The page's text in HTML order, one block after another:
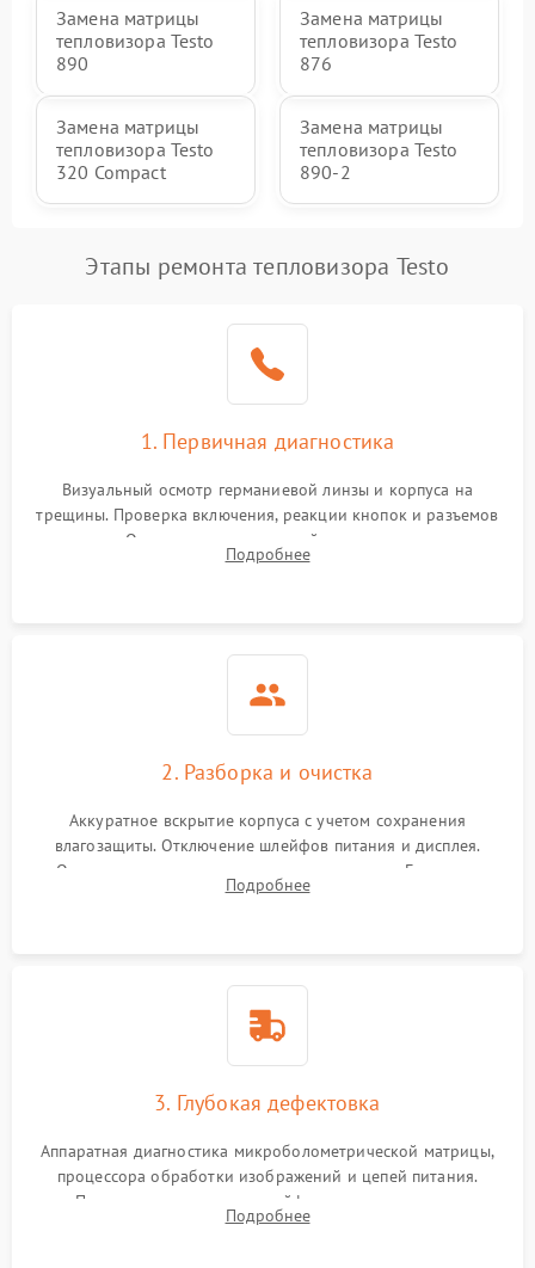
Замена матрицы
тепловизора Testo
890
Замена матрицы
тепловизора Testo
876
Замена матрицы
тепловизора Testo
320 Compact
Замена матрицы
тепловизора Testo
890-2
Этапы ремонта тепловизора Testo
1. Первичная диагностика
Визуальный осмотр германиевой линзы и корпуса на
трещины. Проверка включения, реакции кнопок и разъемов
зарядки. Оценка вывода тепловой сигнатуры на экран,
проверка базовых функций и считывание системных
Подробнее
2. Разборка и очистка
Аккуратное вскрытие корпуса с учетом сохранения
влагозащиты. Отключение шлейфов питания и дисплея.
Очистка внутренних плат от окислов и пыли. Бережная
обработка германиевого объектива специализированными
Подробнее
3. Глубокая дефектовка
Аппаратная диагностика микроболометрической матрицы,
процессора обработки изображений и цепей питания.
Проверка целостности шлейфов, модуля памяти и
интерфейсов связи. Выявление сгоревших SMD-компонентов
Подробнее